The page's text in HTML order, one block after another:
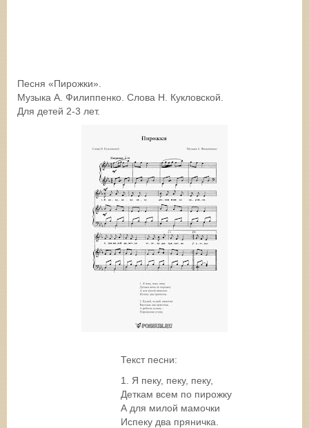
Песня «Пирожки».
Музыка А. Филиппенко. Слова Н. Кукловской.
Для детей 2-3 лет.
Текст песни:
1. Я пеку, пеку, пеку,
Деткам всем по пирожку
А для милой мамочки
Испеку два пряничка.